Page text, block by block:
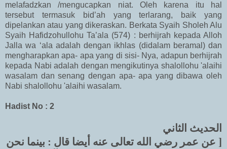
melafadzkan /mengucapkan niat. Oleh karena itu hal
tersebut termasuk bid’ah yang terlarang, baik yang
dipelankan atau yang dikeraskan. Berkata Syaih Sholeh Alu
Syaih Hafidzohullohu Ta’ala (574) : berhijrah kepada Alloh
Jalla wa ‘ala adalah dengan ikhlas (didalam beramal) dan
mengharapkan apa- apa yang di sisi- Nya, adapun berhijrah
kepada Nabi adalah dengan mengikutinya shalollohu 'alaihi
wasalam dan senang dengan apa- apa yang dibawa oleh
Nabi shalollohu 'alaihi wasalam.
Hadist No : 2
الحديث الثاني
[ عن عمر رضي الله تعالى عنه أيضا قال : بينما نحن